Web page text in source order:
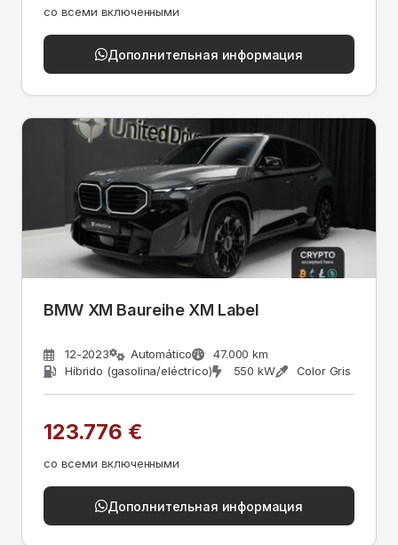
со всеми включенными
Дополнительная информация
BMW XM Baureihe XM Label
12-2023 Automático
47.000 km
Híbrido (gasolina/eléctrico)
550 kW Color Gris
123.776 €
со всеми включенными
Дополнительная информация